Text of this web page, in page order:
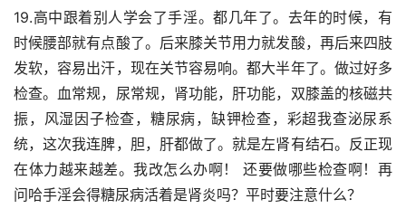
19.高中跟着别人学会了手淫。都几年了。去年的时候，有
时候腰部就有点酸了。后来膝关节用力就发酸，再后来四肢
发软，容易出汗，现在关节容易响。都大半年了。做过好多
检查。血常规，尿常规，肾功能，肝功能，双膝盖的核磁共
振，风湿因子检查，糖尿病，缺钾检查，彩超我查泌尿系
统，这次我连脾，胆，肝都做了。就是左肾有结石。反正现
在体力越来越差。我改怎么办啊！ 还要做哪些检查啊！再
问哈手淫会得糖尿病活着是肾炎吗？平时要注意什么？